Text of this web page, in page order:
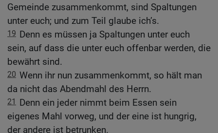
Gemeinde zusammenkommt, sind Spaltungen
unter euch; und zum Teil glaube ich’s.
19 Denn es müssen ja Spaltungen unter euch
sein, auf dass die unter euch offenbar werden, die
bewährt sind.
20 Wenn ihr nun zusammenkommt, so hält man
da nicht das Abendmahl des Herrn.
21
Denn ein jeder nimmt beim Essen sein
eigenes Mahl vorweg, und der eine ist hungrig,
der andere ist betrunken.